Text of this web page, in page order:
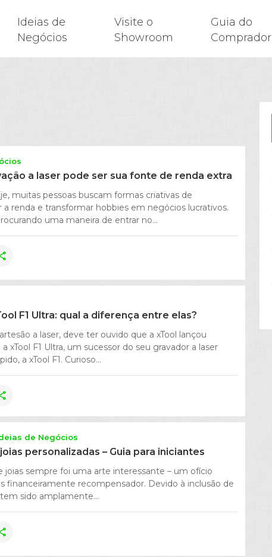
Ideias de
Negócios
Visite o
Showroom
Guia do
Comprador
a laser pode ser sua fonte de renda extra
muitas pessoas buscam formas criativas de
renda e transformar hobbies em negócios lucrativos.
uma maneira de entrar no...
F1 Ultra: qual a diferença entre elas?
a laser, deve ter ouvido que a xTool lançou
xTool F1 Ultra, um sucessor do seu gravador a laser
a xTool F1. Curioso...
de Negócios
personalizadas – Guia para iniciantes
joias sempre foi uma arte interessante – um ofício
financeiramente recompensador. Devido à inclusão de
sido amplamente...